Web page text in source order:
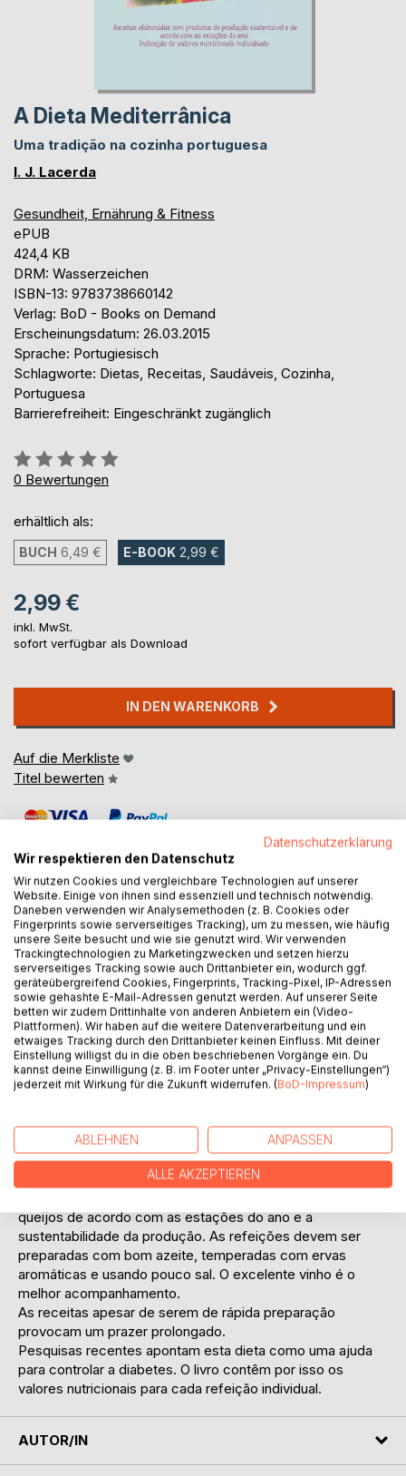
A Dieta Mediterrânica
Uma tradição na cozinha portuguesa
I. J. Lacerda
Gesundheit, Ernährung & Fitness
ePUB
424,4 KB
DRM: Wasserzeichen
ISBN-13: 9783738660142
Verlag: BoD - Books on Demand
Erscheinungsdatum: 26.03.2015
Sprache: Portugiesisch
Schlagworte: Dietas, Receitas, Saudáveis, Cozinha,
Portuguesa
Barrierefreiheit: Eingeschränkt zugänglich
Bewertung::
0%
0 Bewertungen
erhältlich als:
BUCH 6,49 € E-BOOK 2,99 €
2,99 €
inkl. MwSt.
sofort verfügbar als Download
IN DEN WARENKORB
Auf die Merkliste
Titel bewerten
BESCHREIBUNG
A “Dieta Mediterrânica” foi classificada como Património
Cultural Imaterial da Humanidade pela UNESCO no dia 4 de
Dezembro de 2013. Portugal integra desde esta data
oficialmente a lista dos países onde encontramos esta
dieta, devido ao carácter saudável dos ingredientes que
usa, à diversidade e sazonalidade dos seus produtos e aos
hábitos de confecção ancestrais. Esta dieta é inspirada na
Este livro contêm 90 receitas, inúmeros conselhos e
informações sobre a alimentação tradicional em Portugal.
As regras da referida dieta, baseiam-se no consumo de
queijos de acordo com as estações do ano e a
sustentabilidade da produção. As refeições devem ser
preparadas com bom azeite, temperadas com ervas
aromáticas e usando pouco sal. O excelente vinho é o
melhor acompanhamento.
As receitas apesar de serem de rápida preparação
provocam um prazer prolongado.
Pesquisas recentes apontam esta dieta como uma ajuda
para controlar a diabetes. O livro contêm por isso os
valores nutricionais para cada refeição individual.
AUTOR/IN
Datenschutzerklärung
Wir respektieren den Datenschutz
Wir nutzen Cookies und vergleichbare Technologien auf unserer
Website. Einige von ihnen sind essenziell und technisch notwendig.
Daneben verwenden wir Analysemethoden (z. B. Cookies oder
Fingerprints sowie serverseitiges Tracking), um zu messen, wie häufig
unsere Seite besucht und wie sie genutzt wird. Wir verwenden
Trackingtechnologien zu Marketingzwecken und setzen hierzu
serverseitiges Tracking sowie auch Drittanbieter ein, wodurch ggf.
geräteübergreifend Cookies, Fingerprints, Tracking-Pixel, IP-Adressen
sowie gehashte E-Mail-Adressen genutzt werden. Auf unserer Seite
betten wir zudem Drittinhalte von anderen Anbietern ein (Video-
Plattformen). Wir haben auf die weitere Datenverarbeitung und ein
etwaiges Tracking durch den Drittanbieter keinen Einfluss. Mit deiner
Einstellung willigst du in die oben beschriebenen Vorgänge ein. Du
kannst deine Einwilligung (z. B. im Footer unter „Privacy-Einstellungen“)
jederzeit mit Wirkung für die Zukunft widerrufen. (BoD-Impressum)
ABLEHNEN ANPASSEN
ALLE AKZEPTIEREN